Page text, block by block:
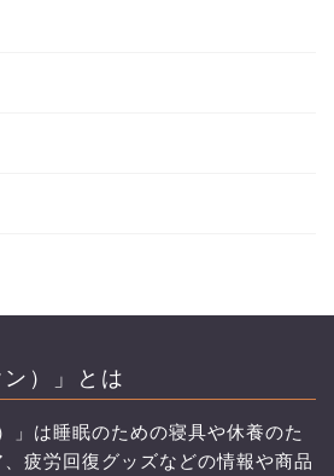
ン）」とは
」は睡眠のための寝具や休養のた
疲労回復グッズなどの情報や商品